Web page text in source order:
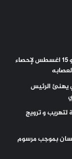
كيفه/ تحديد يومي الجمعة و السبت الموافق 14 و 15 اغسطس لإحصاء
يهنئ الرئيس
و ترويج
بموجب مرسوم